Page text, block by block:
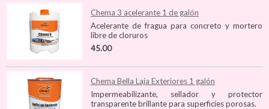
Chema 3 acelerante 1 de galón
Acelerante de fragua para concreto y mortero
libre de cloruros
45.00
Chema Bella Laja Exteriores 1 galón
Impermeabilizante, sellador y protector
transparente brillante para superficies porosas.